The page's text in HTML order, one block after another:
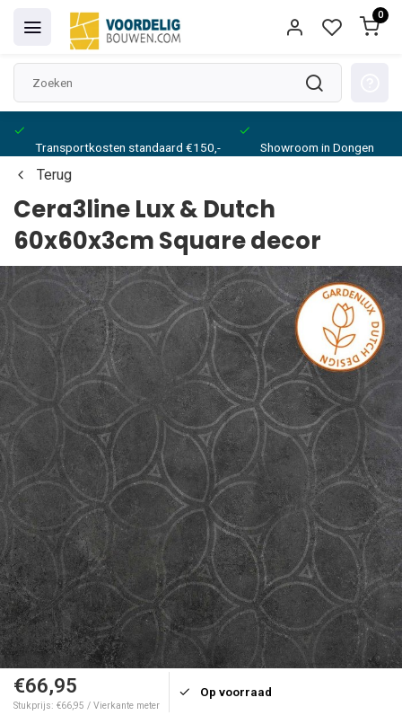
0
Transportkosten standaard €150,- Showroom in Dongen
Terug
Cera3line Lux & Dutch
60x60x3cm Square decor
€66,95
Stukprijs: €66,95 / Vierkante meter
Op voorraad